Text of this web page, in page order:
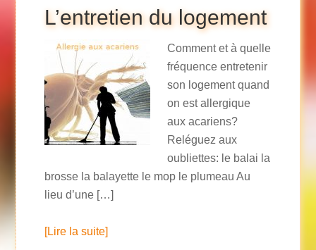
L’entretien du logement
Comment et à quelle
fréquence entretenir
son logement quand
on est allergique
aux acariens?
Reléguez aux
oubliettes: le balai la
brosse la balayette le mop le plumeau Au
lieu d’une […]
[Lire la suite]